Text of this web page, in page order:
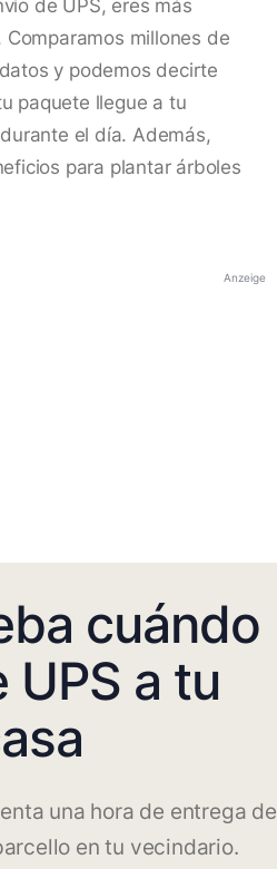
de UPS, eres más
millones de
y podemos decirte
paquete llegue a tu
el día. Además,
para plantar árboles
Anzeige
cuándo
a tu
una hora de entrega de
en tu vecindario.